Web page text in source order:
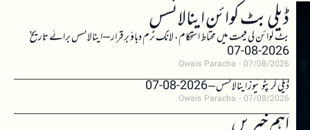
ڈیلی بٹ کوائن اینالائسس
بٹ کوائن کی قیمت میں محتاط استحکام، لانگ ٹرم دباؤ برقرار – اینالائسس برائے تاریخ
2026-08-07
Owais Paracha 07/08/2026
ڈیلی کرپٹو نیوز اینالائسس – 2026-08-07
Owais Paracha 07/08/2026